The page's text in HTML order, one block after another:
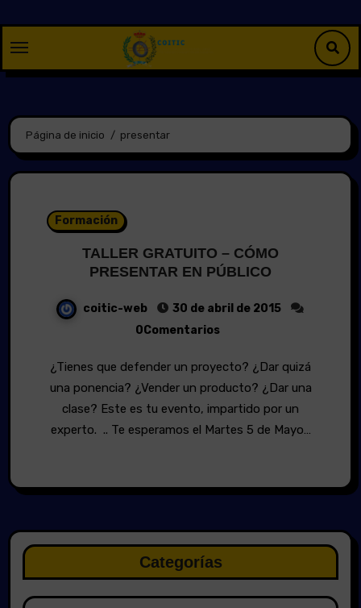
contenido
Página de inicio presentar
Formación
TALLER GRATUITO – CÓMO
PRESENTAR EN PÚBLICO
coitic-web
30 de abril de 2015
0Comentarios
¿Tienes que defender un proyecto? ¿Dar quizá
una ponencia? ¿Vender un producto? ¿Dar una
clase? Este es tu evento, impartido por un
experto. .. Te esperamos el Martes 5 de Mayo…
Categorías